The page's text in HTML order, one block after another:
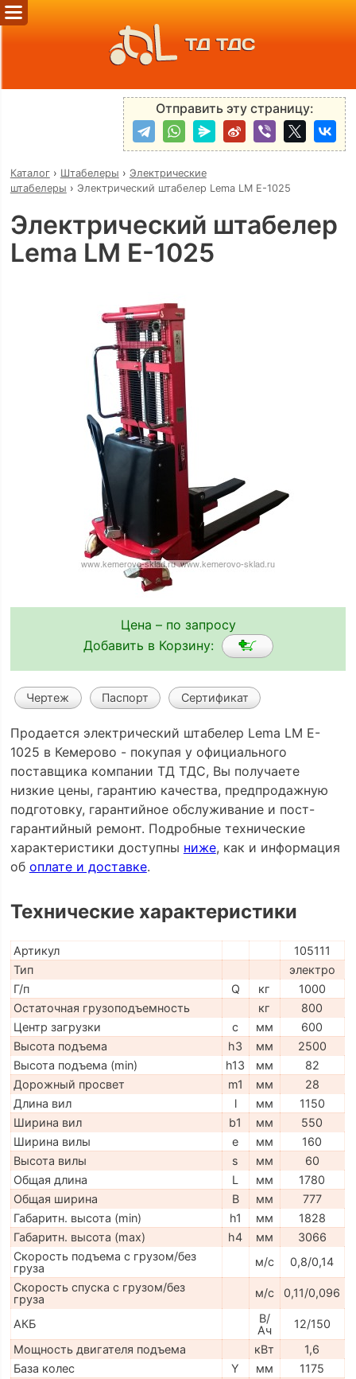
ТД ТДС
Отправить эту страницу:
Каталог› Штабелеры › Электрические
штабелеры › Электрический штабелер Lema LM E-1025
Электрический штабелер
Lema LM E-1025
Цена – по запросу
Добавить в Корзину:
Чертеж Паспорт Сертификат
Продается электрический штабелер Lema LM E-
1025 в Кемерово - покупая у официального
поставщика компании ТД ТДС, Вы получаете
низкие цены, гарантию качества, предпродажную
подготовку, гарантийное обслуживание и пост-
гарантийный ремонт. Подробные технические
характеристики доступны ниже, как и информация
об оплате и доставке.
Технические характеристики
Артикул
105111
Тип
электро
Г/п
Q кг
1000
Остаточная грузоподъемность
кг
800
Центр загрузки
c мм
600
Высота подъема
h3 мм
2500
Высота подъема (min)
h13 мм
82
Дорожный просвет
m1 мм
28
Длина вил
l мм
1150
Ширина вил
b1 мм
550
Ширина вилы
e мм
160
Высота вилы
s мм
60
Общая длина
L мм
1780
Общая ширина
B мм
777
Габаритн. высота (min)
h1 мм
1828
Габаритн. высота (max)
h4 мм
3066
Скорость подъема с грузом/без
груза
м/с
0,8/0,14
Скорость спуска с грузом/без
груза
м/с 0,11/0,096
АКБ
В/
Ач
12/150
Мощность двигателя подъема
кВт
1,6
База колес
Y мм
1175